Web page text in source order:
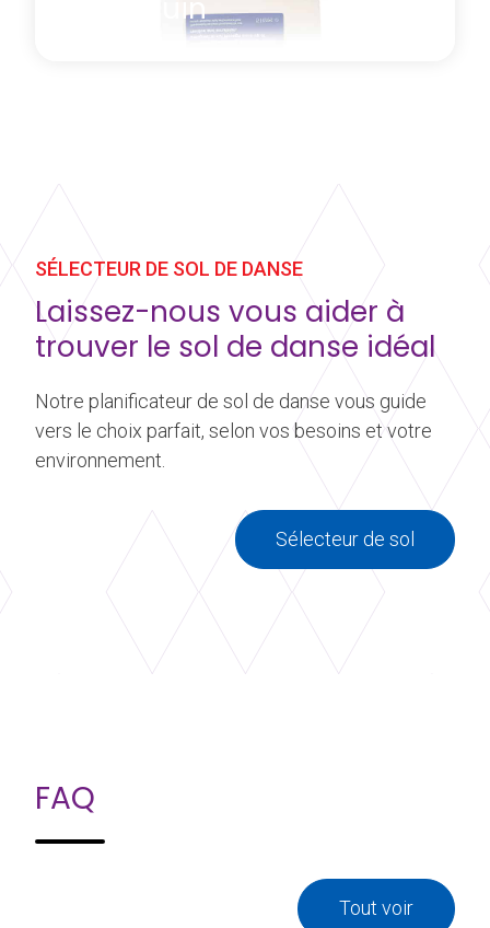
Harlequin
Produit d'entretien concentré décapant conçu pour
un nettoyage en profondeur de votre tapis de
danse et pour enlever tous les résidus de
poussière, lotions corporelles, gels coiffants qui
peuvent déposer une fine pellicule et provoquer la
glissance de votre tapis de danse. Ce produit a été
spécifiquement conçu pour l'entretien des tapis de
danse Harlequin.
à propos Produit décapant Harlequin
SÉLECTEUR DE SOL DE DANSE
Laissez-nous vous aider à
trouver le sol de danse idéal
Notre planificateur de sol de danse vous guide
vers le choix parfait, selon vos besoins et votre
environnement.
Sélecteur de sol
FAQ
Tout voir